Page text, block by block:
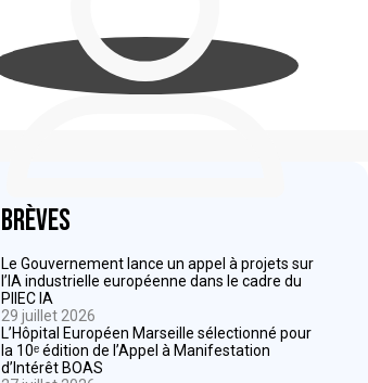
Brèves
Le Gouvernement lance un appel à projets sur
l’IA industrielle européenne dans le cadre du
PIIEC IA
29 juillet 2026
L’Hôpital Européen Marseille sélectionné pour
la 10ᵉ édition de l’Appel à Manifestation
d’Intérêt BOAS